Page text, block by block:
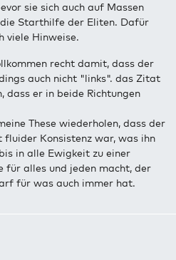
sie sich auch auf Massen
Starthilfe der Eliten. Dafür
viele Hinweise.
recht damit, dass der
auch nicht "links". das Zitat
er in beide Richtungen
These wiederholen, dass der
fluider Konsistenz war, was ihn
in alle Ewigkeit zu einer
für alles und jeden macht, der
für was auch immer hat.